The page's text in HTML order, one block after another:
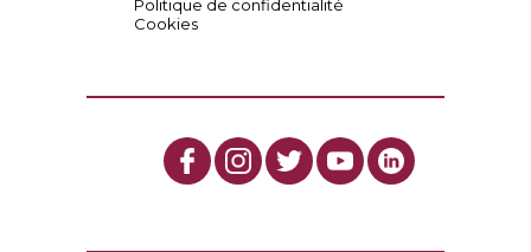
Politique de confidentialité
Cookies